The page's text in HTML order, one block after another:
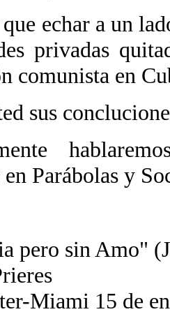
echar a un
privadas
comunista en
sus
Parábolas y
pero sin Amo"
Miami 15 de